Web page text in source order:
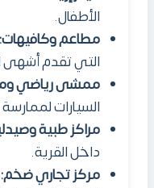
الأطفال.
مطاعم وكافيهات:
التي تقدم أشهى
ممشى رياضي
السيارات
مراكز طبية
داخل القرية.
مركز تجاري ضخم: